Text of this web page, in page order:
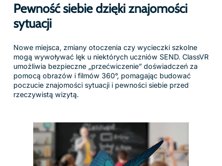
Pewność siebie dzięki znajomości
sytuacji
Nowe miejsca, zmiany otoczenia czy wycieczki szkolne
mogą wywoływać lęk u niektórych uczniów SEND. ClassVR
umożliwia bezpieczne „przećwiczenie” doświadczeń za
pomocą obrazów i filmów 360°, pomagając budować
poczucie znajomości sytuacji i pewności siebie przed
rzeczywistą wizytą.